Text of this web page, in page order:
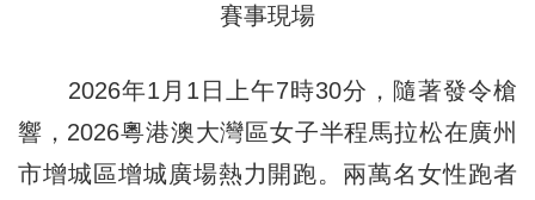
賽事現場
2026年1月1日上午7時30分，隨著發令槍
響，2026粵港澳大灣區女子半程馬拉松在廣州
市增城區增城廣場熱力開跑。兩萬名女性跑者